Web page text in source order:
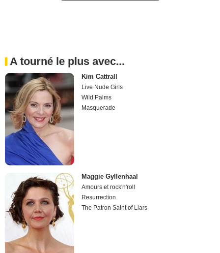
A tourné le plus avec...
Kim Cattrall
Live Nude Girls
Wild Palms
Masquerade
Maggie Gyllenhaal
Amours et rock'n'roll
Resurrection
The Patron Saint of Liars